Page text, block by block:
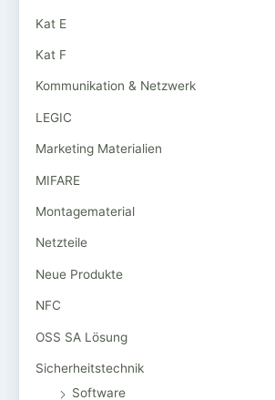
Kat E
Kat F
Kommunikation & Netzwerk
LEGIC
Marketing Materialien
MIFARE
Montagematerial
Netzteile
Neue Produkte
NFC
OSS SA Lösung
Sicherheitstechnik
Software